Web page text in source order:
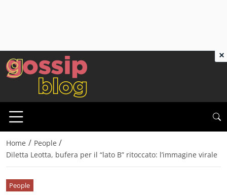
Home / People /
Diletta Leotta, bufera per il “lato B” ritoccato: l’immagine virale
People
×